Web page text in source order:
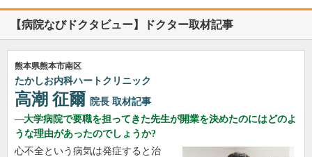
【病院なびドクタビュー】ドクター取材記事
熊本県熊本市南区
たかしお内科ハートクリニック
高潮 征爾 院長 取材記事
大学病院で要職を担ってきた先生が開業を決めたのにはどのよ
うな理由があったのでしょうか?
心不全という病気は発症すると治